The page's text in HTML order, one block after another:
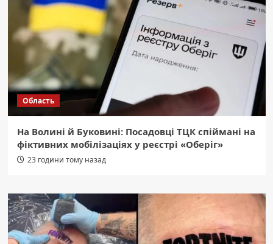
Область
На Волині й Буковині: Посадовці ТЦК спіймані на
фіктивних мобілізаціях у реєстрі «Оберіг»
23 години тому назад